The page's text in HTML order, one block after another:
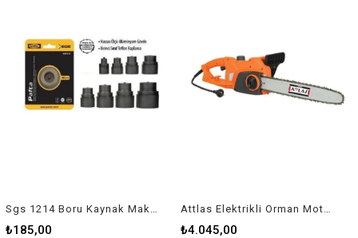
Sgs 1214 Boru Kaynak Makine Paftası 25 Mm
₺185,00
Attlas Elektrikli Orman Motoru Ecs-2200
₺4.045,00